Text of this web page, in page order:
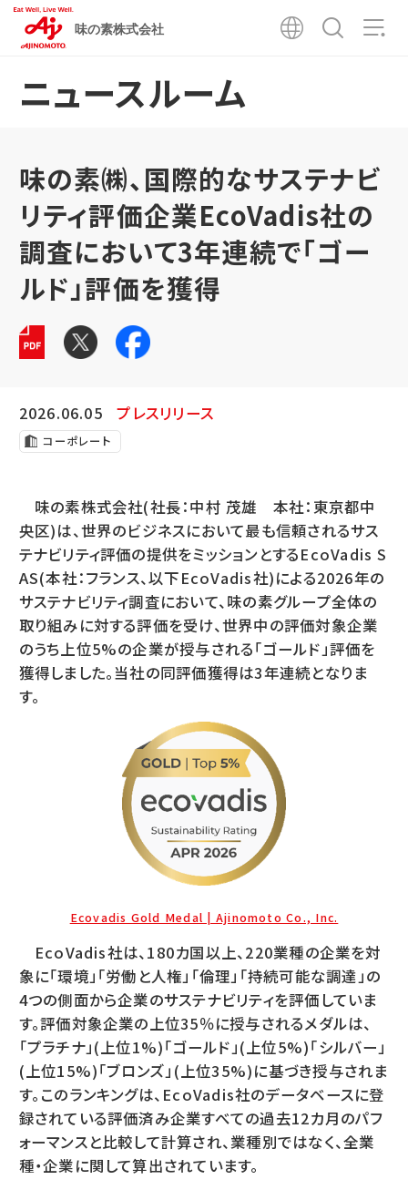
味の素株式会社
ニュースルーム
味の素㈱、国際的なサステナビ
リティ評価企業EcoVadis社の
調査において3年連続で「ゴー
ルド」評価を獲得
2026.06.05 プレスリリース
コーポレート
味の素株式会社(社長：中村 茂雄 本社：東京都中
央区)は、世界のビジネスにおいて最も信頼されるサス
テナビリティ評価の提供をミッションとするEcoVadis S
AS(本社：フランス、以下EcoVadis社)による2026年の
サステナビリティ調査において、味の素グループ全体の
取り組みに対する評価を受け、世界中の評価対象企業
のうち上位5%の企業が授与される「ゴールド」評価を
獲得しました。当社の同評価獲得は3年連続となりま
す。
Ecovadis Gold Medal | Ajinomoto Co., Inc.
EcoVadis社は、180カ国以上、220業種の企業を対
象に「環境」「労働と人権」「倫理」「持続可能な調達」の
4つの側面から企業のサステナビリティを評価していま
す。評価対象企業の上位35％に授与されるメダルは、
「プラチナ」(上位1%)「ゴールド」(上位5%)「シルバー」
(上位15%)「ブロンズ」(上位35%)に基づき授与されま
す。このランキングは、EcoVadis社のデータベースに登
録されている評価済み企業すべての過去12カ月のパフ
ォーマンスと比較して計算され、業種別ではなく、全業
種・企業に関して算出されています。